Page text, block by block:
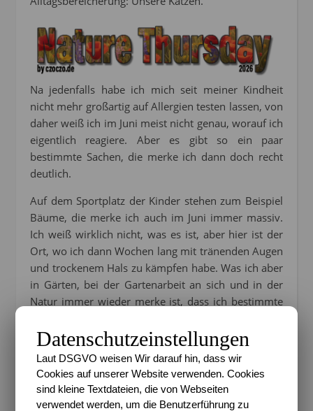
Na jedenfalls habe ich mich seit meiner Kindheit
nicht mehr großartig auf Allergien testen lassen, von
daher weiß ich im Juni meist nicht genau, worauf ich
eigentlich reagiere. Aber es gibt so ein paar
bestimmte Sachen, die merke ich dann doch recht
deutlich.
Auf dem Sportplatz der Kinder stehen zum Beispiel
Bäume, die merke ich auch im Juni immer massiv.
Ich weiß wirklich nicht, was es ist, aber hier ist der
Ort, wo ich dann Wochen lang mit tränenden Augen
und trockenem Hals zu kämpfen habe. Was ich aber
in Gärten, bei der Gartenarbeit an sich und in der
Natur immer wieder merke ist, dass ich bestimmte
beim Flieder schon. Bei der Gartenarbeit bekomme
ich auch schnell Hautreizungen, Pusteln und wenn
ich mal zwei oder drei Stunden im Garten gearbeitet
habe, dann fühle ich mich am nächsten Tag wie
massiv erkältet.
Datenschutzeinstellungen
Laut DSGVO weisen Wir darauf hin, dass wir
Cookies auf unserer Website verwenden. Cookies
sind kleine Textdateien, die von Webseiten
verwendet werden, um die Benutzerführung zu